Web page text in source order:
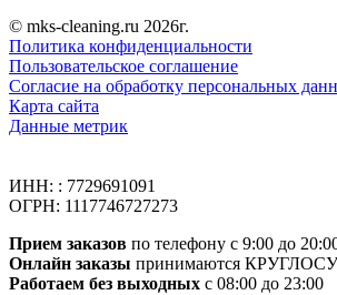
© mks-cleaning.ru 2026г.
Политика конфиденциальности
Пользовательское соглашение
Согласие на обработку персональных
Карта сайта
Данные метрик
ИНН: : 7729691091
ОГРН: 1117746727273
Прием заказов по телефону с 9:00 до
Онлайн заказы принимаются
Работаем без выходных с 08:00 до 23:00